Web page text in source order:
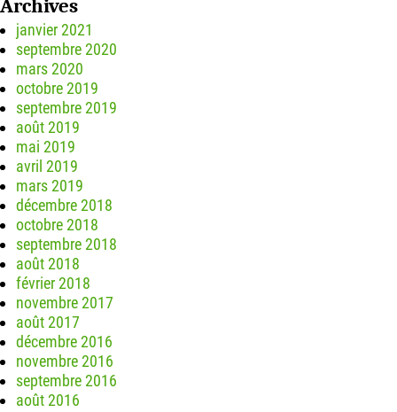
Archives
janvier 2021
septembre 2020
mars 2020
octobre 2019
septembre 2019
août 2019
mai 2019
avril 2019
mars 2019
décembre 2018
octobre 2018
septembre 2018
août 2018
février 2018
novembre 2017
août 2017
décembre 2016
novembre 2016
septembre 2016
août 2016